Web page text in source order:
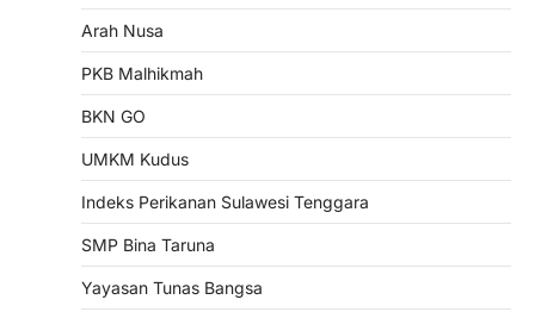
Arah Nusa
PKB Malhikmah
BKN GO
UMKM Kudus
Indeks Perikanan Sulawesi Tenggara
SMP Bina Taruna
Yayasan Tunas Bangsa